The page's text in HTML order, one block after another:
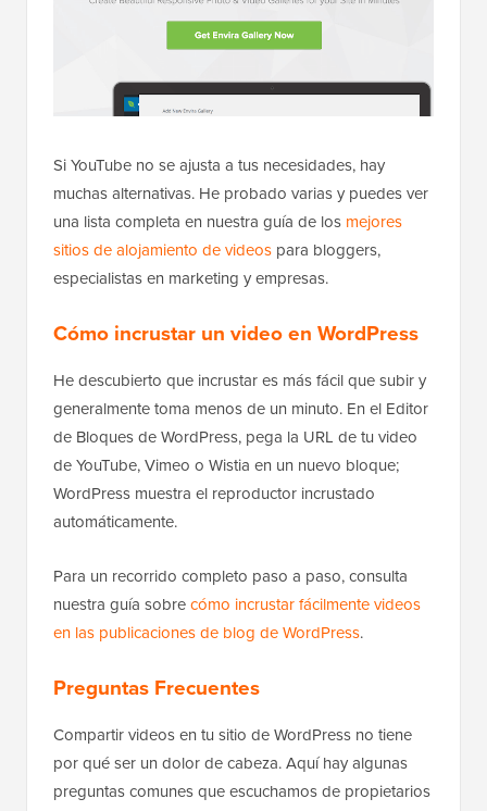
Si YouTube no se ajusta a tus necesidades, hay
muchas alternativas. He probado varias y puedes ver
una lista completa en nuestra guía de los mejores
sitios de alojamiento de videos para bloggers,
especialistas en marketing y empresas.
Cómo incrustar un video en WordPress
He descubierto que incrustar es más fácil que subir y
generalmente toma menos de un minuto. En el Editor
de Bloques de WordPress, pega la URL de tu video
de YouTube, Vimeo o Wistia en un nuevo bloque;
WordPress muestra el reproductor incrustado
automáticamente.
Para un recorrido completo paso a paso, consulta
nuestra guía sobrecómo incrustar fácilmente videos
en las publicaciones de blog de WordPress.
Preguntas Frecuentes
Compartir videos en tu sitio de WordPress no tiene
por qué ser un dolor de cabeza. Aquí hay algunas
preguntas comunes que escuchamos de propietarios